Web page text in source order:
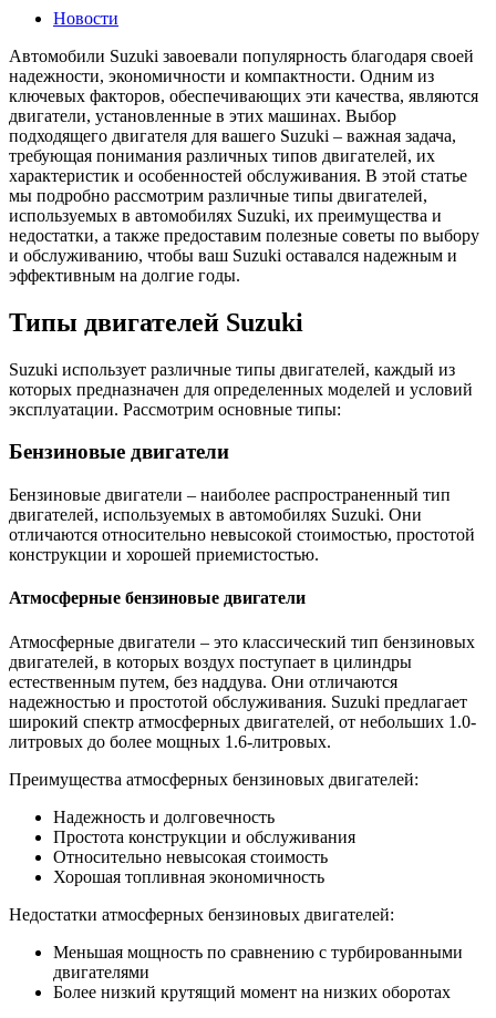
Новости
Автомобили Suzuki завоевали популярность благодаря своей
надежности, экономичности и компактности. Одним из
ключевых факторов, обеспечивающих эти качества, являются
двигатели, установленные в этих машинах. Выбор
подходящего двигателя для вашего Suzuki – важная задача,
требующая понимания различных типов двигателей, их
характеристик и особенностей обслуживания. В этой статье
мы подробно рассмотрим различные типы двигателей,
используемых в автомобилях Suzuki, их преимущества и
недостатки, а также предоставим полезные советы по выбору
и обслуживанию, чтобы ваш Suzuki оставался надежным и
эффективным на долгие годы.
Типы двигателей Suzuki
Suzuki использует различные типы двигателей, каждый из
которых предназначен для определенных моделей и условий
эксплуатации. Рассмотрим основные типы:
Бензиновые двигатели
Бензиновые двигатели – наиболее распространенный тип
двигателей, используемых в автомобилях Suzuki. Они
отличаются относительно невысокой стоимостью, простотой
конструкции и хорошей приемистостью.
Атмосферные бензиновые двигатели
Атмосферные двигатели – это классический тип бензиновых
двигателей, в которых воздух поступает в цилиндры
естественным путем, без наддува. Они отличаются
надежностью и простотой обслуживания. Suzuki предлагает
широкий спектр атмосферных двигателей, от небольших 1.0-
литровых до более мощных 1.6-литровых.
Преимущества атмосферных бензиновых двигателей:
Надежность и долговечность
Простота конструкции и обслуживания
Относительно невысокая стоимость
Хорошая топливная экономичность
Недостатки атмосферных бензиновых двигателей:
Меньшая мощность по сравнению с турбированными
двигателями
Более низкий крутящий момент на низких оборотах